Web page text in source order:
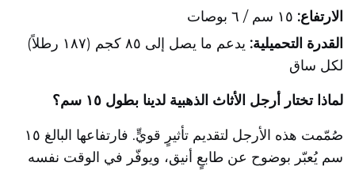
الارتفاع: ١٥ سم / ٦ بوصات
القدرة التحميلية:
يدعم ما يصل إلى ٨٥ كجم (١٨٧ رطلاً)
لكل ساق
لماذا تختار أرجل الأثاث الذهبية لدينا بطول ١٥ سم؟
صُمّمت هذه الأرجل لتقديم تأثيرٍ قويٍّ. فارتفاعها البالغ ١٥
سم يُعبّر بوضوح عن طابعٍ أنيق، ويوفّر في الوقت نفسه